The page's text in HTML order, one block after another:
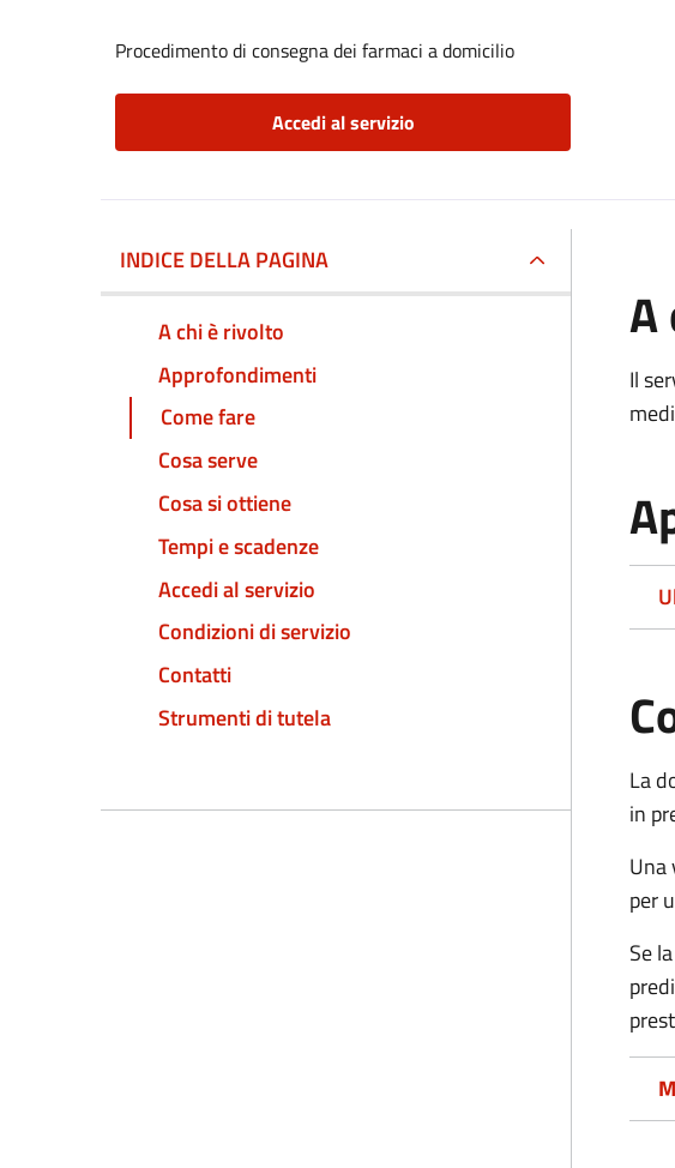
Procedimento di consegna dei farmaci a domicilio
Accedi al servizio
INDICE DELLA PAGINA
A chi è rivolto
Approfondimenti
Come fare
Cosa serve
Cosa si ottiene
Tempi e scadenze
Accedi al servizio
Condizioni di servizio
Contatti
Strumenti di tutela
A
Il
La
in
Una
per
Se